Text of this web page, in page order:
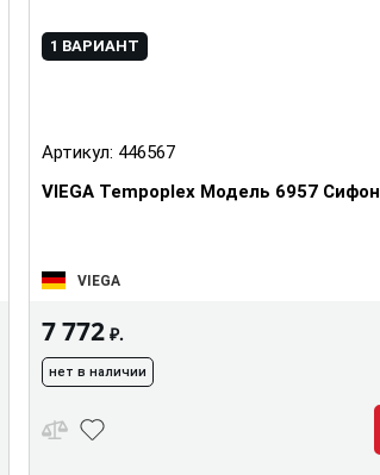
1 ВАРИАНТ
Артикул: 446567
VIEGA Tempoplex Модель 6957 Сифон
VIEGA
7 772 ₽.
нет в наличии